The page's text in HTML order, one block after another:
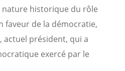
historique du rôle
faveur de la démocratie,
actuel président, qui a
exercé par le